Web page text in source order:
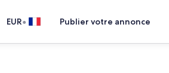
EUR• Publier votre annonce